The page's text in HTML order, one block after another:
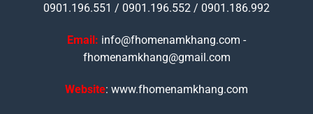
0901.196.551 / 0901.196.552 / 0901.186.992
Email: info@fhomenamkhang.com -
fhomenamkhang@gmail.com
Website: www.fhomenamkhang.com